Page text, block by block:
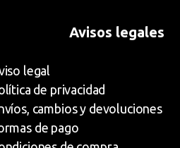
Avisos legales
legal
de privacidad
cambios y devoluciones
de pago